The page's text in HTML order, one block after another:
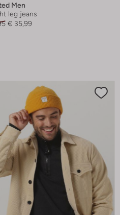
Men
leg jeans
€ 35,99